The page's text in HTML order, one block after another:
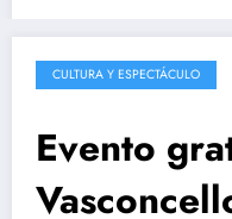
CULTURA Y ESPECTÁCULO
Evento